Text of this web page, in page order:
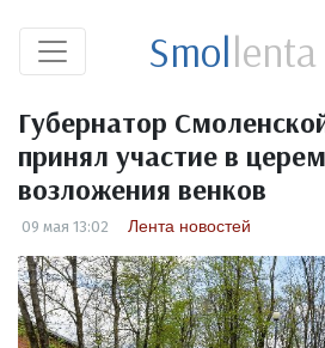
Smollenta
Губернатор
принял участие в
возложения венков
09 мая 13:02 Лента новостей